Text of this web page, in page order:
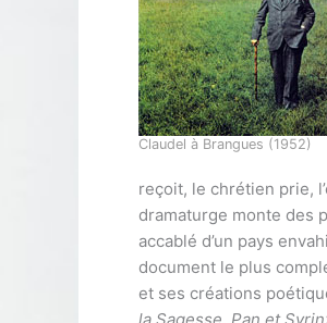
Claudel à Brangues (1952)
reçoit, le chrétien prie,
dramaturge monte des
accablé d’un pays
document le plus
et ses créations
la Sagesse, Pan et